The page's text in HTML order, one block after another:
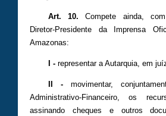
Art. 10. Compete ainda,
Diretor-Presidente da Imprensa
Amazonas:
I -representar a Autarquia, em
II -movimentar,
Administrativo-Financeiro, os
assinando cheques e outros